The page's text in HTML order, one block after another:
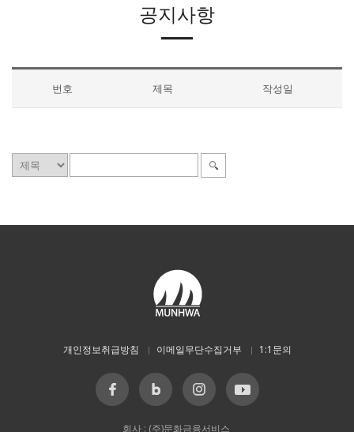
공지사항
번호 제목 작성일
개인정보취급방침 이메일무단수집거부 1:1문의
회사 : (주)문화금융서비스